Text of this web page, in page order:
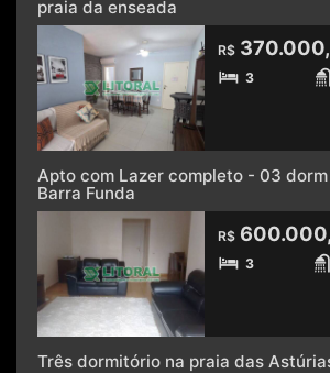
praia da enseada
R$
3
Apto com Lazer completo - 03
Barra Funda
R$
3
Três dormitório na praia das